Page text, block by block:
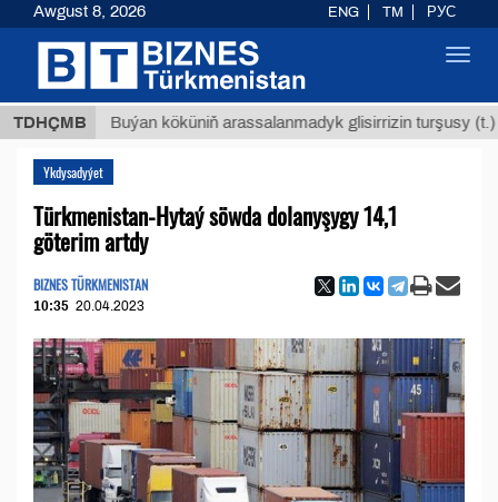
TDHÇMBBuýan köküniň arassalanmadyk glisirrizin turşusy (t.)
Ykdysadyýet
Türkmenistan-Hytaý söwda dolanyşygy 14,1
göterim artdy
BIZNES TÜRKMENISTAN
10:35 20.04.2023
Awgust 8, 2026 ENG TM РУС